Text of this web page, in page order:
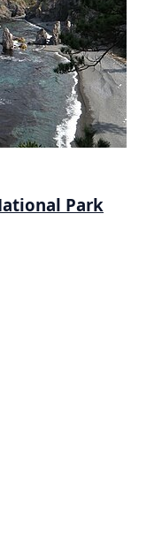
Park